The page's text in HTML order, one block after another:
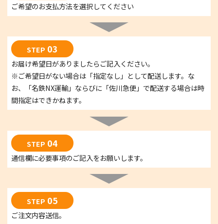
ご希望のお支払方法を選択してください
STEP 03
お届け希望日がありましたらご記入ください。
※ご希望日がない場合は「指定なし」として配送します。な
お、「名鉄NX運輸」ならびに「佐川急便」で配送する場合は時
間指定はできかねます。
STEP 04
通信欄に必要事項のご記入をお願いします。
STEP 05
ご注文内容送信。